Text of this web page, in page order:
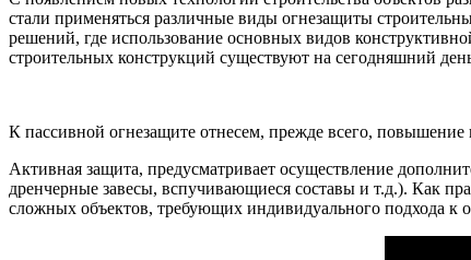
стали применяться различные виды огнезащиты
решений, где использование основных видов
строительных конструкций существуют на сегодняшний
К пассивной огнезащите отнесем, прежде всего, повышение
Активная защита, предусматривает осуществление
дренчерные завесы, вспучивающиеся составы и т.д.). Как
сложных объектов, требующих индивидуального подхода к